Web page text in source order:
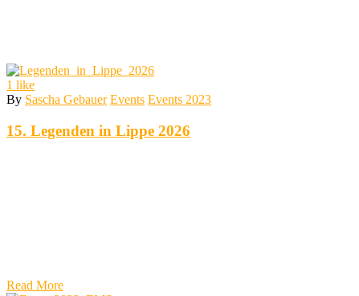
1 like
By Sascha Gebauer Events Events 2023
15. Legenden in Lippe 2026
Read More